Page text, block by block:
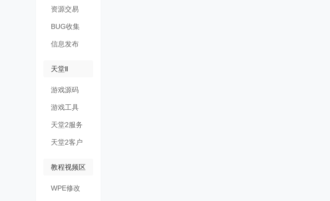
资源交易
BUG收集
信息发布
天堂Ⅱ
游戏源码
游戏工具
天堂2服务
端
天堂2客户
教程视频区
WPE修改